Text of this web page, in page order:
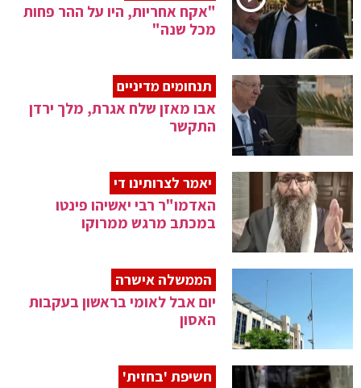
"אקח אחריות, היו על ההר פחות
מכל שנה"
תנחומים מדיניים
אבו מאזן שלח אגרת, מלך ירדן
התקשר
יאמר לצרותינו די
האדמו"ר רבי יאשיהו פינטו
במכתב מרגש ממרוקו
הממשלה אישרה
יום אבל לאומי בראשון בעקבות
האסון
חשיפת 'בחזית'